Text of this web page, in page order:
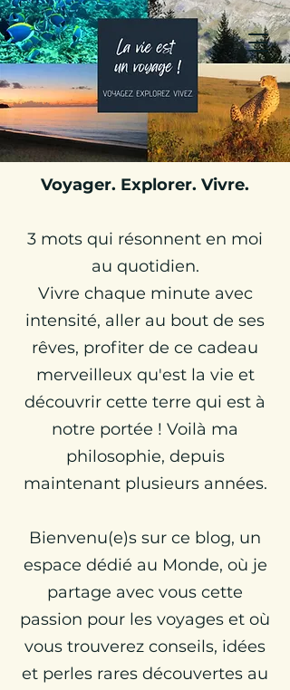
Julie Globetrotteuse
Carnets de Voyages &
Travel Planner
Voyager. Explorer. Vivre.
3 mots qui résonnent en moi
au quotidien.
Vivre chaque minute avec
intensité, aller au bout de ses
rêves, profiter de ce cadeau
merveilleux qu'est la vie et
découvrir cette terre qui est à
notre portée ! Voilà ma
philosophie, depuis
maintenant plusieurs années.
Bienvenu(e)s sur ce blog, un
espace dédié au Monde, où je
partage avec vous cette
passion pour les voyages et où
vous trouverez conseils, idées
et perles rares découvertes au